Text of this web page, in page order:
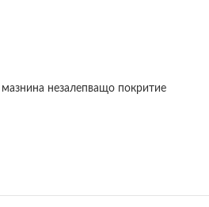
мазнина незалепващо покритие